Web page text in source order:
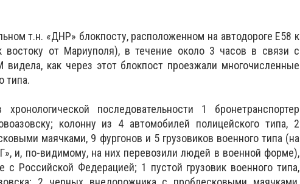
т.н. «ДНР» блокпосту, расположенном на автодороге Е58 к
востоку от Мариуполя), в течение около 3 часов в связи с
как через этот блокпост проезжали многочисленные
типа.
последовательности 1 бронетранспортер
колонну из 4 автомобилей полицейского типа, 2
маячками, 9 фургонов и 5 грузовиков военного типа (на
и, по-видимому, на них перевозили людей в военной форме),
с Российской Федерацией; 1 пустой грузовик военного типа,